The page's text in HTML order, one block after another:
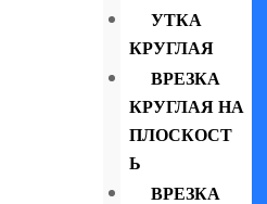
УТКА
КРУГЛАЯ
ВРЕЗКА
КРУГЛАЯ НА
ПЛОСКОСТ
Ь
ВРЕЗКА